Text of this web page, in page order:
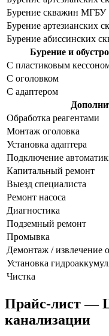
Бурение скважин МГБУ
Бурение артезианских
Бурение абиссинских
Бурение и
С пластиковым
С оголовком
С адаптером
Обработка реагентами
Монтаж оголовка
Установка адаптера
Подключение
Капитальный ремонт
Выезд специалиста
Ремонт насоса
Диагностика
Подземный ремонт
Промывка
Демонтаж / извлечение
Установка
Чистка
Прайс-лист —
канализации